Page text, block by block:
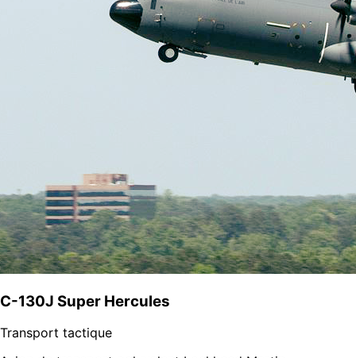
C-130J Super Hercules
Transport tactique